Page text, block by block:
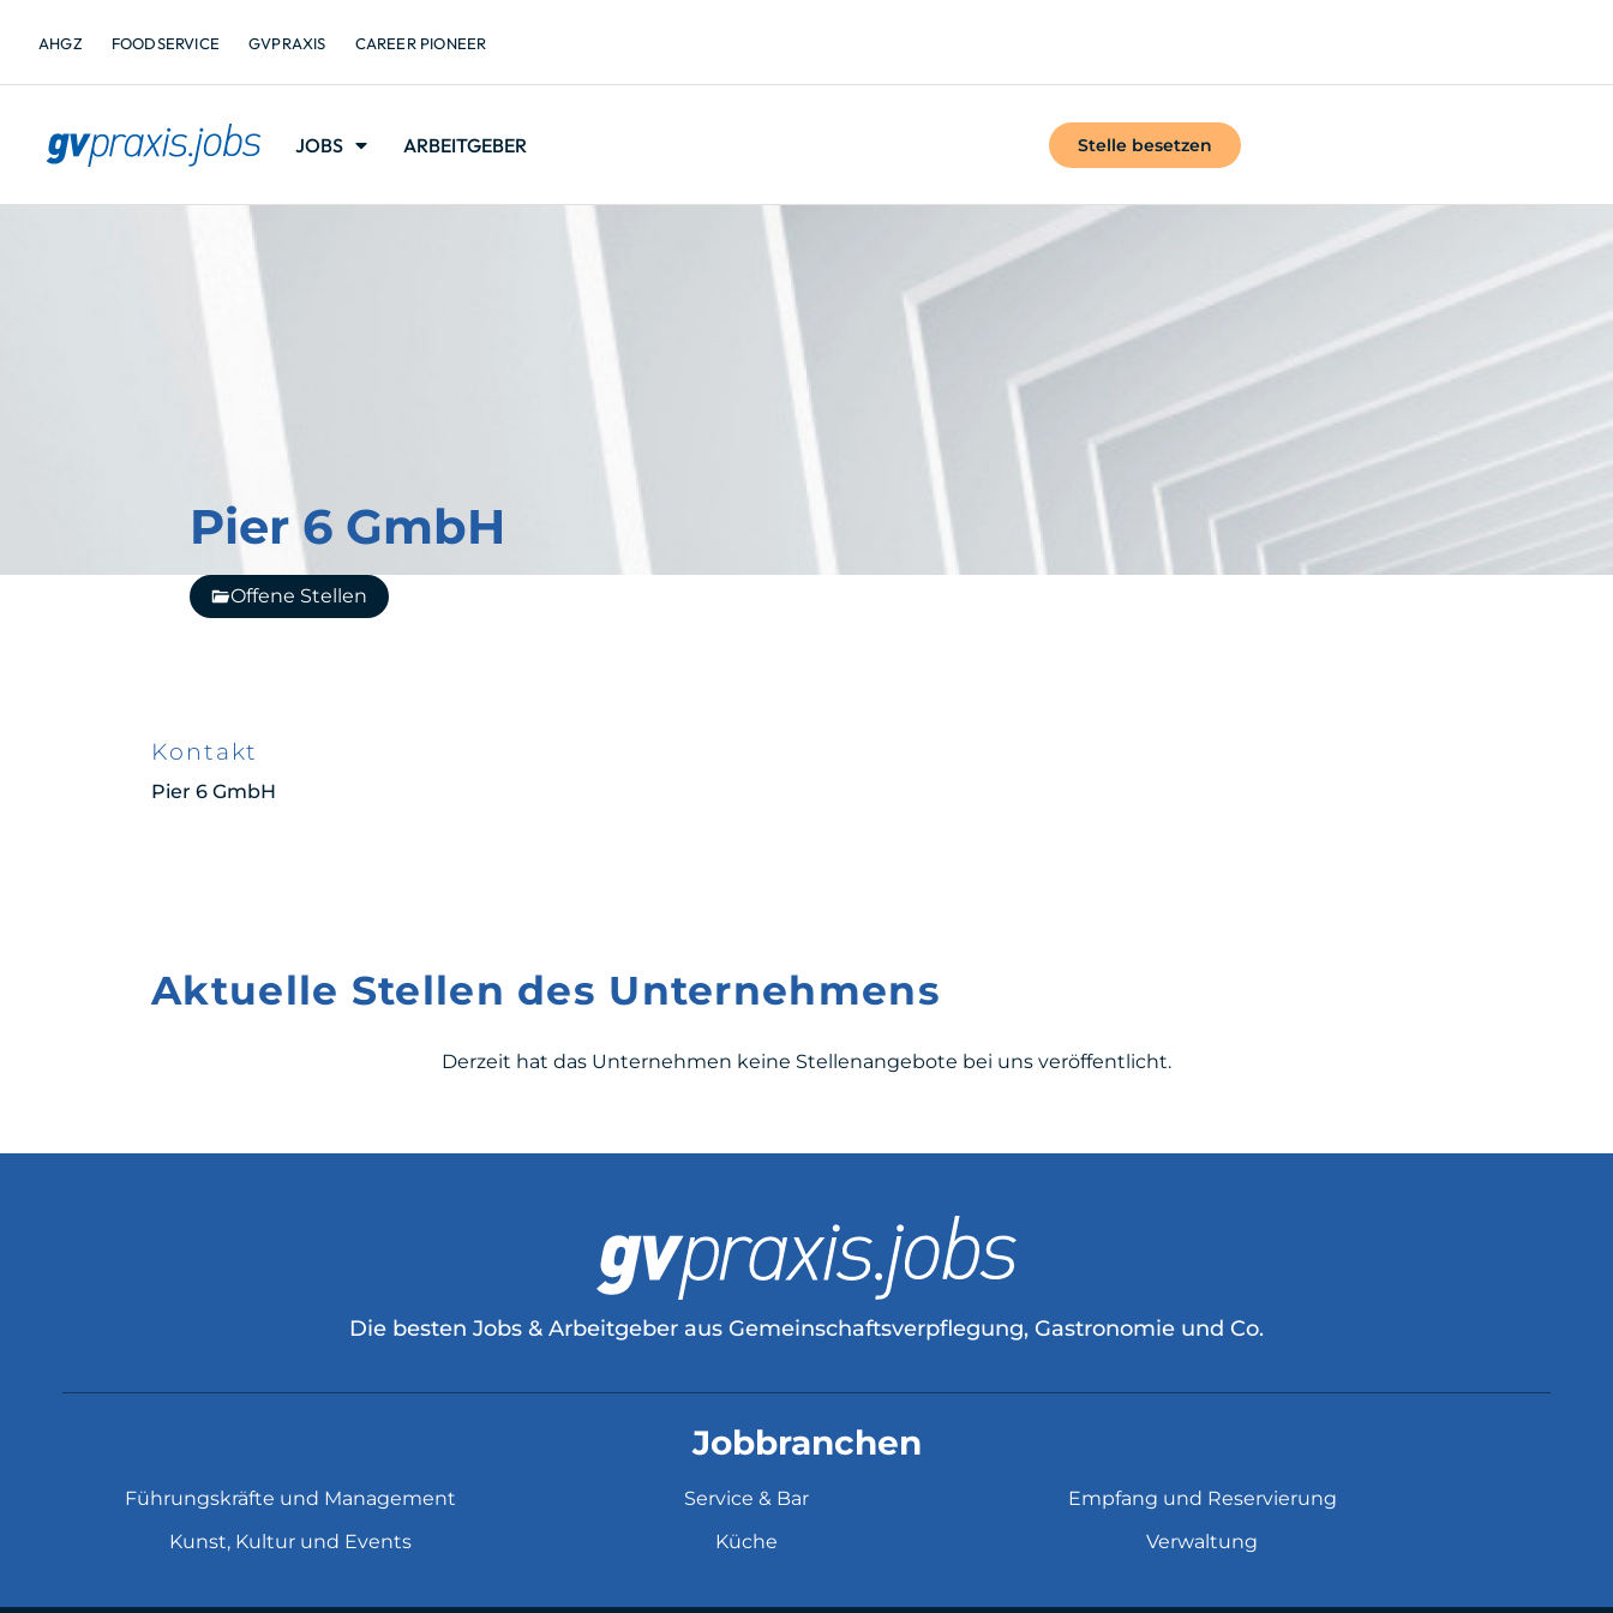
AHGZ FOODSERVICE GVPRAXIS CAREER PIONEER
JOBS ARBEITGEBER Stelle besetzen
Pier 6 GmbH
Offene Stellen
Kontakt
Pier 6 GmbH
Aktuelle Stellen des Unternehmens
Derzeit hat das Unternehmen keine Stellenangebote bei uns veröffentlicht.
Die besten Jobs & Arbeitgeber aus Gemeinschaftsverpflegung, Gastronomie und Co.
Jobbranchen
Führungskräfte und Management
Kunst, Kultur und Events
Service & Bar
Küche
Empfang und Reservierung
Verwaltung